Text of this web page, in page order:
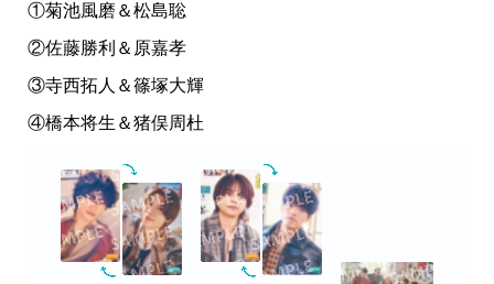
①菊池風磨＆松島聡
②佐藤勝利＆原嘉孝
③寺西拓人＆篠塚大輝
④橋本将生＆猪俣周杜